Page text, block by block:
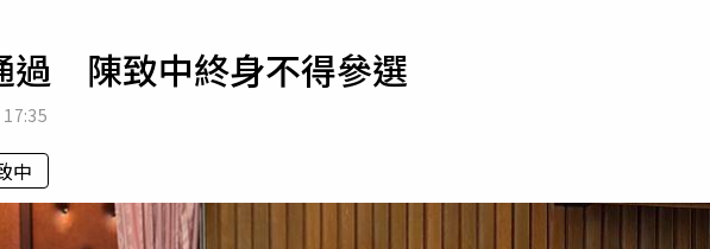
專欄
房產新勢力
運勢
過 陳致中終身不得參選
中